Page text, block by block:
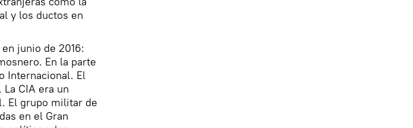
y los ductos en
junio de 2016:
En la parte
Internacional. El
CIA era un
El grupo militar de
en el Gran